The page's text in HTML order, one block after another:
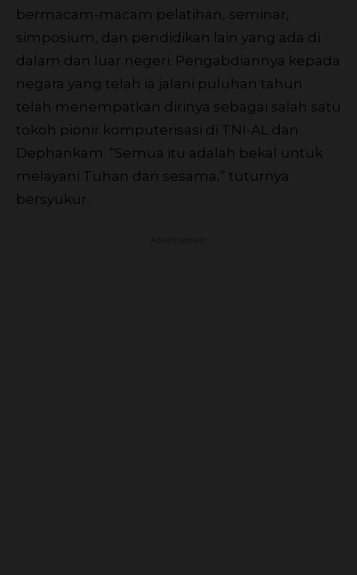
bermacam-macam pelatihan, seminar,
simposium, dan pendidikan lain yang ada di
dalam dan luar negeri. Pengabdiannya kepada
negara yang telah ia jalani puluhan tahun
telah menempatkan dirinya sebagai salah satu
tokoh pionir komputerisasi di TNI-AL dan
Dephankam. “Semua itu adalah bekal untuk
melayani Tuhan dan sesama,” tuturnya
bersyukur.